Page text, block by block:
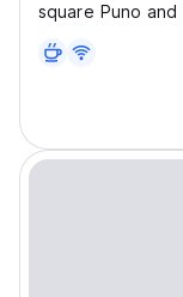
square Puno
has a restaurant
Hostel Puno